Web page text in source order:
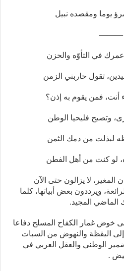
يوما ومقصده نبيل
———
في التأوّه والحزن
تقول حاربني الزمن
أنت، فمن يقوم به إذن؟
وتصيح فليحيا الوطن
لبذلت من دمك الثمن
لو كنت من أهل الفطن
لا يزالون حتى الآن
ويرددون بعض أبياتها، كلما
الماضي المجيد.
خوض غمار الكفاح المسلح دفاعا
اليقظة والنهوض من السبات
الوطني والعقل العربي في
.